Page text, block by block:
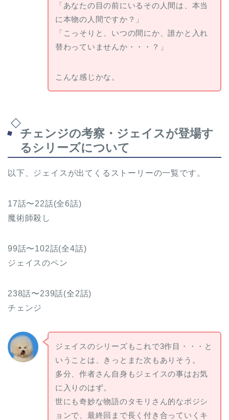
「あなたの目の前にいるその人間は、本当
に本物の人間ですか？」
「こっそりと、いつの間にか、誰かと入れ
替わっていませんか・・・？」
こんな感じかな。
チェンジの考察・ジェイスが登場す
るシリーズについて
以下、ジェイスが出てくるストーリーの一覧です。
17話〜22話(全6話)
魔術師殺し
99話〜102話(全4話)
ジェイスのペン
238話〜239話(全2話)
チェンジ
ジェイスのシリーズもこれで3作目・・・と
いうことは、きっとまた次もありそう。
多分、作者さん自身もジェイスの事はお気
に入りのはず。
世にも奇妙な物語のタモリさん的なポジシ
ョンで、最終回まで長く付き合っていくキ